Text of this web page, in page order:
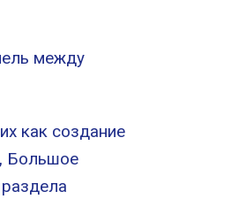
между
как создание
Большое